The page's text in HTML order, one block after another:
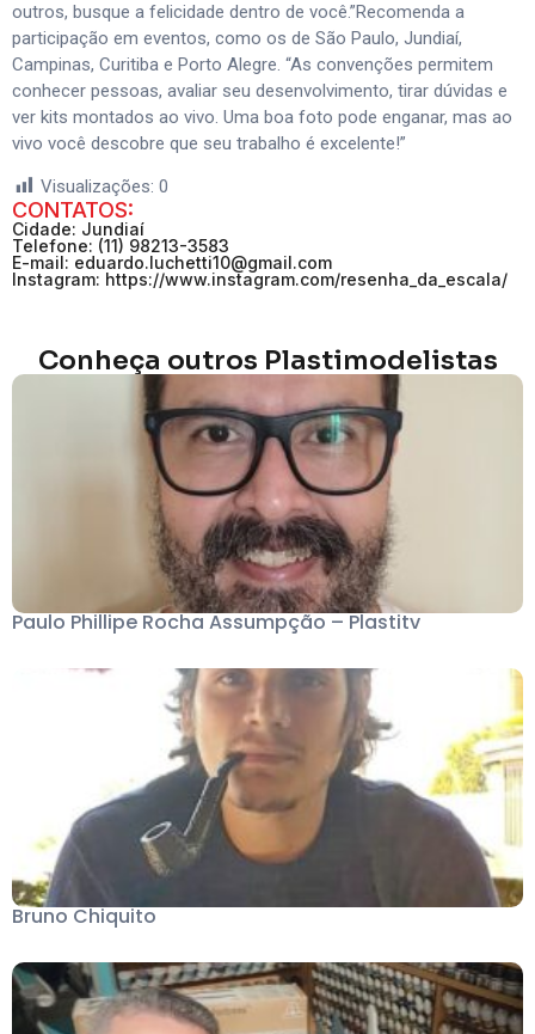
outros, busque a felicidade dentro de você.”Recomenda a
participação em eventos, como os de São Paulo, Jundiaí,
Campinas, Curitiba e Porto Alegre. “As convenções permitem
conhecer pessoas, avaliar seu desenvolvimento, tirar dúvidas e
ver kits montados ao vivo. Uma boa foto pode enganar, mas ao
vivo você descobre que seu trabalho é excelente!”
Visualizações: 0
CONTATOS:
Cidade: Jundiaí
Telefone: (11) 98213-3583
E-mail: eduardo.luchetti10@gmail.com
Instagram: https://www.instagram.com/resenha_da_escala/
Conheça outros Plastimodelistas
Paulo Phillipe Rocha Assumpção – Plastitv
Bruno Chiquito